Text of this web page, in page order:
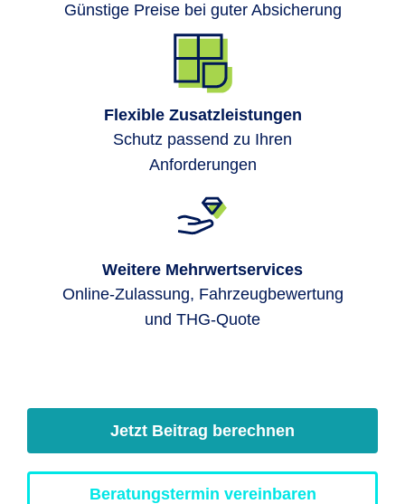
Günstige Preise bei guter Absicherung
Flexible Zusatzleistungen
Schutz passend zu Ihren
Anforderungen
Weitere Mehrwertservices
Online-Zulassung, Fahrzeugbewertung
und THG-Quote
Jetzt Beitrag berechnen
Beratungstermin vereinbaren